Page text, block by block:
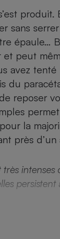
produit.
sans
épaule…
et peut
avez tenté
du
reposer
la
près d’un
intenses
persistent